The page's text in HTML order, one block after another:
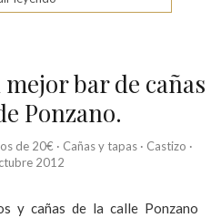
bar de cañas
Ponzano.
de 20€ · Cañas y tapas · Castizo ·
2012
y cañas de la calle Ponzano